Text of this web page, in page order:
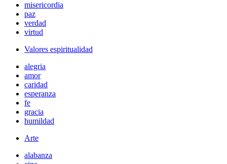
misericordia
paz
verdad
virtud
Valores espiritualidad
alegria
amor
caridad
esperanza
fe
gracia
humildad
Arte
alabanza